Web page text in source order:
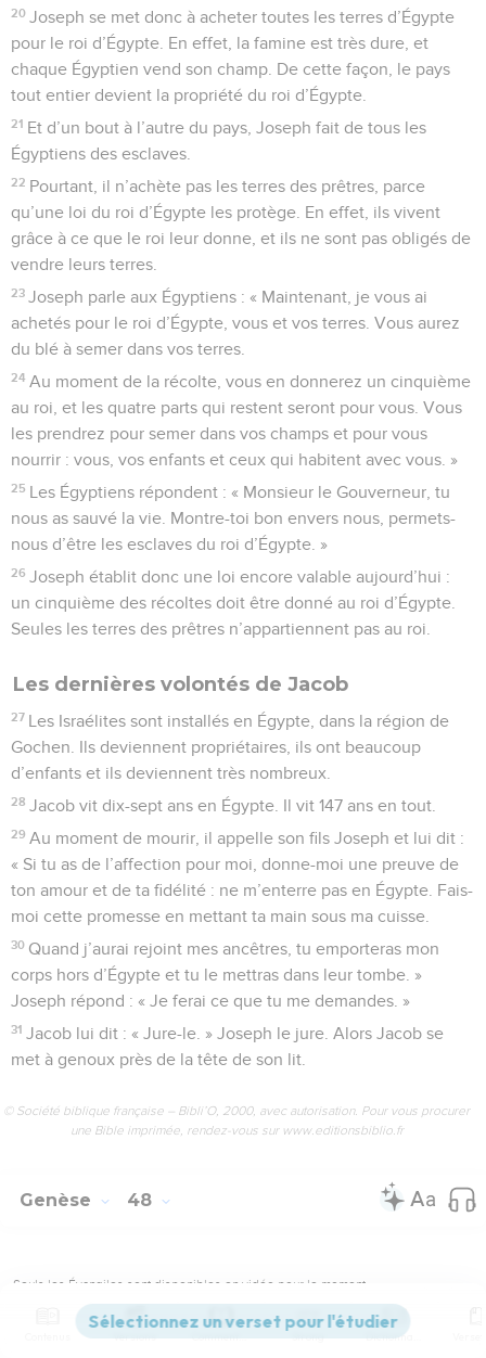
20 Joseph se met donc à acheter toutes les terres d’Égypte
pour le roi d’Égypte. En effet, la famine est très dure, et
chaque Égyptien vend son champ. De cette façon, le pays
tout entier devient la propriété du roi d’Égypte.
21 Et d’un bout à l’autre du pays, Joseph fait de tous les
Égyptiens des esclaves.
22 Pourtant, il n’achète pas les terres des prêtres, parce
qu’une loi du roi d’Égypte les protège. En effet, ils vivent
grâce à ce que le roi leur donne, et ils ne sont pas obligés de
vendre leurs terres.
23 Joseph parle aux Égyptiens : « Maintenant, je vous ai
achetés pour le roi d’Égypte, vous et vos terres. Vous aurez
du blé à semer dans vos terres.
24 Au moment de la récolte, vous en donnerez un cinquième
au roi, et les quatre parts qui restent seront pour vous. Vous
les prendrez pour semer dans vos champs et pour vous
nourrir : vous, vos enfants et ceux qui habitent avec vous. »
25 Les Égyptiens répondent : « Monsieur le Gouverneur, tu
nous as sauvé la vie. Montre-toi bon envers nous, permets-
nous d’être les esclaves du roi d’Égypte. »
26 Joseph établit donc une loi encore valable aujourd’hui :
un cinquième des récoltes doit être donné au roi d’Égypte.
Seules les terres des prêtres n’appartiennent pas au roi.
Les dernières volontés de Jacob
27 Les Israélites sont installés en Égypte, dans la région de
Gochen. Ils deviennent propriétaires, ils ont beaucoup
d’enfants et ils deviennent très nombreux.
28 Jacob vit dix-sept ans en Égypte. Il vit 147 ans en tout.
29 Au moment de mourir, il appelle son fils Joseph et lui dit :
« Si tu as de l’affection pour moi, donne-moi une preuve de
ton amour et de ta fidélité : ne m’enterre pas en Égypte. Fais-
moi cette promesse en mettant ta main sous ma cuisse.
30 Quand j’aurai rejoint mes ancêtres, tu emporteras mon
corps hors d’Égypte et tu le mettras dans leur tombe. »
Joseph répond : « Je ferai ce que tu me demandes. »
31 Jacob lui dit : « Jure-le. » Joseph le jure. Alors Jacob se
met à genoux près de la tête de son lit.
© Société biblique française – Bibli’O, 2000, avec autorisation. Pour vous procurer
une Bible imprimée, rendez-vous sur www.editionsbiblio.fr
Genèse 48
Seuls les Évangiles sont disponibles en vidéo pour le moment.
Jacob bénit les fils de Joseph
Versions Commentaires Strong